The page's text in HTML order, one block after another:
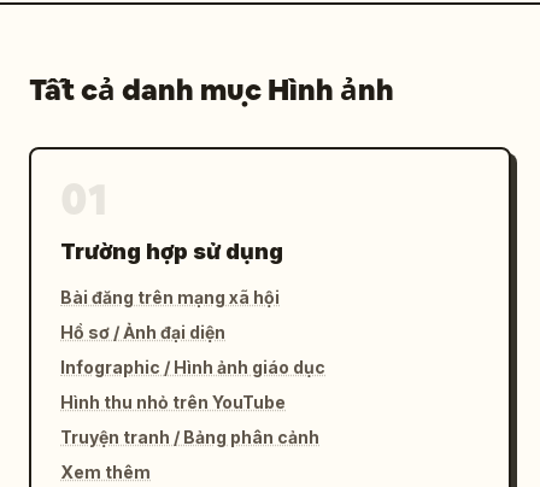
Tất cả danh mục Hình ảnh
Trường hợp sử dụng
Bài đăng trên mạng xã hội
Hồ sơ / Ảnh đại diện
Infographic / Hình ảnh giáo dục
Hình thu nhỏ trên YouTube
Truyện tranh / Bảng phân cảnh
Xem thêm